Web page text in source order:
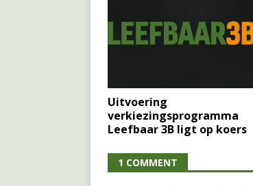
Uitvoering
verkiezingsprogramma
Leefbaar 3B ligt op koers
1 COMMENT